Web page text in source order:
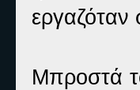
εργαζόταν
Μπροστά